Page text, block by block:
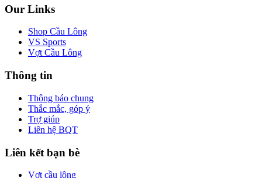
Our Links
Shop Cầu Lông
VS Sports
Vợt Cầu Lông
Thông tin
Thông báo chung
Thắc mắc, góp ý
Trợ giúp
Liên hệ BQT
Liên kết bạn bè
Vợt cầu lông